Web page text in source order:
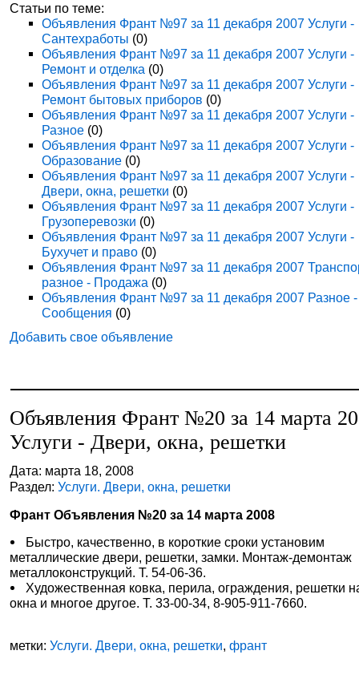
Статьи по теме:
Объявления Франт №97 за 11 декабря 2007 Услуги -
Сантехработы (0)
Объявления Франт №97 за 11 декабря 2007 Услуги -
Ремонт и отделка (0)
Объявления Франт №97 за 11 декабря 2007 Услуги -
Ремонт бытовых приборов (0)
Объявления Франт №97 за 11 декабря 2007 Услуги -
Разное (0)
Объявления Франт №97 за 11 декабря 2007 Услуги -
Образование (0)
Объявления Франт №97 за 11 декабря 2007 Услуги -
Двери, окна, решетки (0)
Объявления Франт №97 за 11 декабря 2007 Услуги -
Грузоперевозки (0)
Объявления Франт №97 за 11 декабря 2007 Услуги -
Бухучет и право (0)
Объявления Франт №97 за 11 декабря 2007
разное - Продажа (0)
Объявления Франт №97 за 11 декабря 2007 Разное -
Сообщения (0)
Добавить свое объявление
Объявления Франт №20 за 14 марта
Услуги - Двери, окна, решетки
Дата: марта 18, 2008
Раздел:Услуги. Двери, окна, решетки
Франт Объявления №20 за 14 марта 2008
Быстро, качественно, в короткие сроки установим
металлические двери, решетки, замки. Монтаж-демонтаж
металлоконструкций. Т. 54-06-36.
Художественная ковка, перила, ограждения, решетки
окна и многое другое. Т. 33-00-34, 8-905-911-7660.
метки:Услуги. Двери, окна, решетки,франт